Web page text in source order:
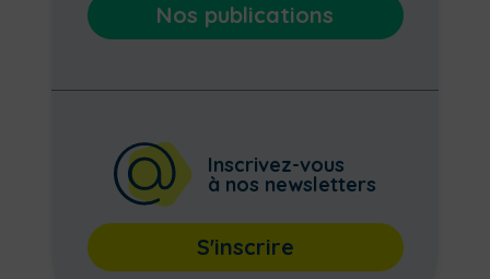
Nos publications
Inscrivez-vous
à nos newsletters
S'inscrire